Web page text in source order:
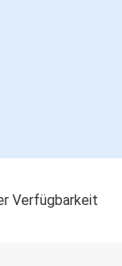
Verfügbarkeit